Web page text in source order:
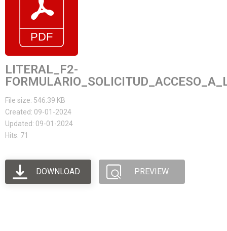
LITERAL_F2-
File size: 546.39 KB
Created: 09-01-2024
Updated: 09-01-2024
Hits: 71
DOWNLOAD PREVIEW